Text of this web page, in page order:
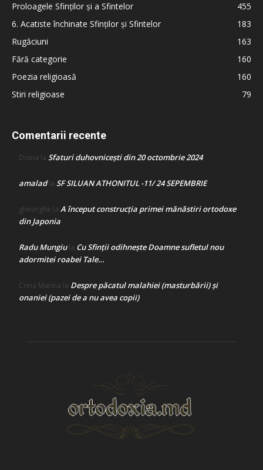
Proloagele Sfinților și a Sfintelor
455
6. Acatiste închinate Sfinților și Sfintelor
183
Rugăciuni
163
Fără categorie
160
Poezia religioasă
160
Stiri religioase
79
Comentarii recente
Doina la Sfaturi duhovnicești din 20 octombrie 2024
amaladla SF SILUAN ATHONITUL -11/ 24 SEPEMBRIE
gheorghe la A început construcţia primei mănăstiri ortodoxe
din Japonia
Radu Mungiula Cu Sfinții odihnește Doamne sufletul nou
adormitei roabei Tale…
Crina Marina la Despre păcatul malahiei (masturbării) şi
onaniei (pazei de a nu avea copii)